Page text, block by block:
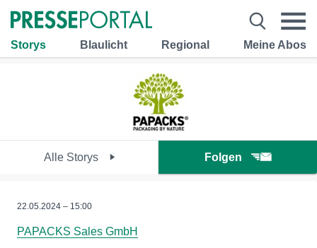
Storys Blaulicht Regional Meine Abos
Alle Storys Folgen
22.05.2024 – 15:00
PAPACKS Sales GmbH